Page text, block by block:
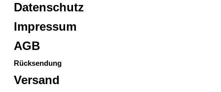
Datenschutz
Impressum
AGB
Rücksendung
Versand